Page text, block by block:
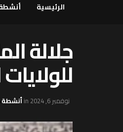
الرئيسية
جلالة
نوفمبر 6, 2024 inأنشطة